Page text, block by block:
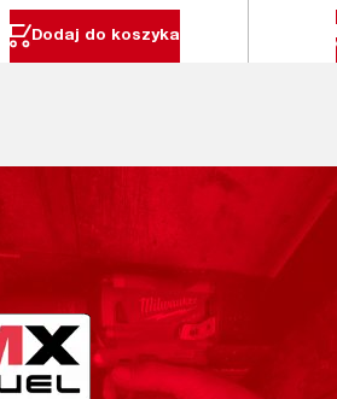
Dodaj do koszyka